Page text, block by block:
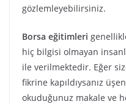
gözlemleyebilirsiniz.
Borsa eğitimleri
hiç bilgisi olmayan
ile verilmektedir. Eğer
fikrine kapıldıysanız
okuduğunuz makale ve